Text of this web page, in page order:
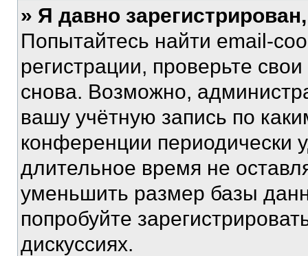
» Я давно
Попытайтесь найти email-
регистрации, проверьте
снова. Возможно,
вашу учётную запись по
конференции периодически
длительное время не
уменьшить размер базы
попробуйте
дискуссиях.